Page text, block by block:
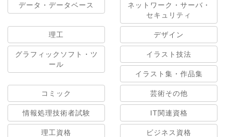
データ・データベース
ネットワーク・サーバ・
セキュリティ
理工 デザイン
グラフィックソフト・ツ
ール
イラスト技法
イラスト集・作品集
コミック 芸術その他
情報処理技術者試験 IT関連資格
理工資格 ビジネス資格